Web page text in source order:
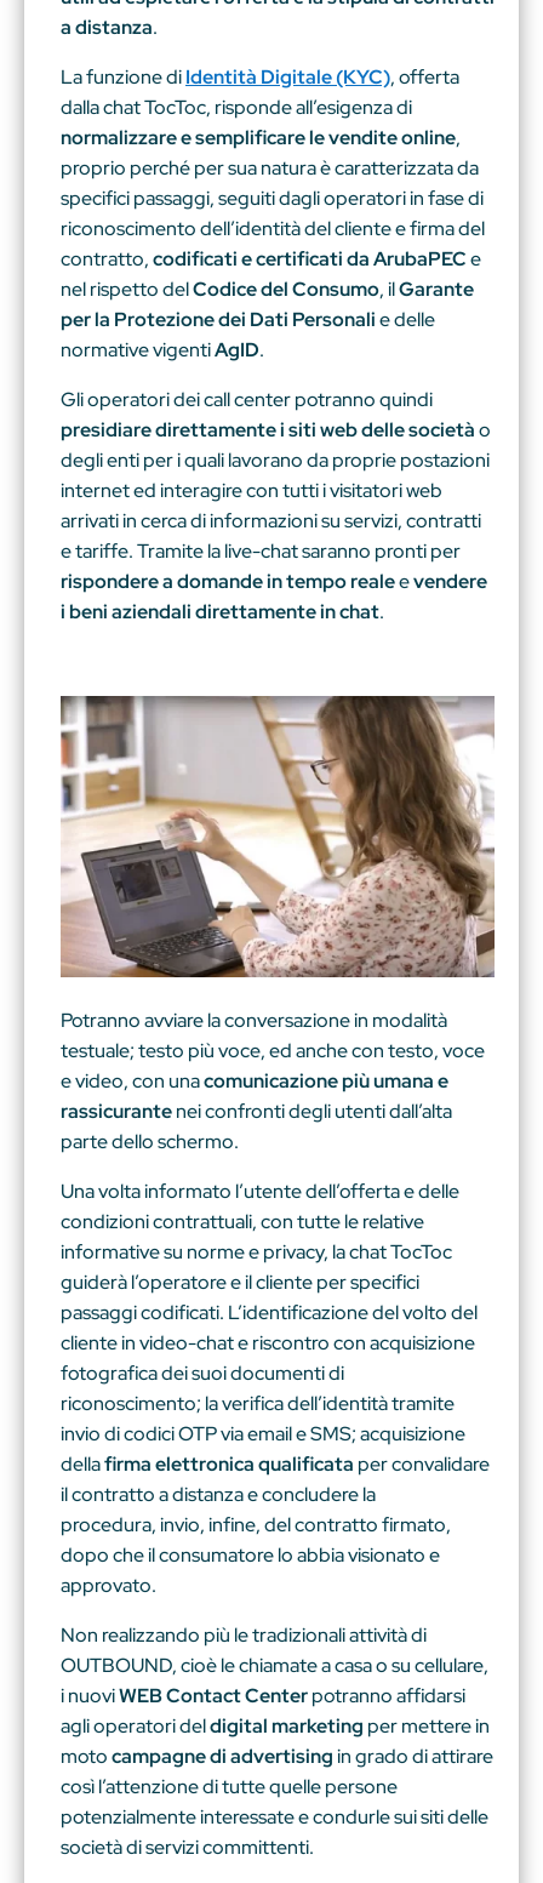
a distanza.
La funzione diIdentità Digitale (KYC), offerta
dalla chat TocToc, risponde all’esigenza di
normalizzare e semplificare le vendite online,
proprio perché per sua natura è caratterizzata da
specifici passaggi, seguiti dagli operatori in fase di
riconoscimento dell’identità del cliente e firma del
contratto,codificati e certificati da ArubaPECe
nel rispetto delCodice del Consumo, ilGarante
per la Protezione dei Dati Personalie delle
normative vigentiAgID.
Gli operatori dei call center potranno quindi
presidiare direttamente i siti web delle societào
degli enti per i quali lavorano da proprie postazioni
internet ed interagire con tutti i visitatori web
arrivati in cerca di informazioni su servizi, contratti
e tariffe. Tramite la live-chat saranno pronti per
rispondere a domande in tempo realeevendere
i beni aziendali direttamente in chat.
Potranno avviare la conversazione in modalità
testuale; testo più voce, ed anche con testo, voce
e video, con unacomunicazione più umana e
rassicurantenei confronti degli utenti dall’alta
parte dello schermo.
Una volta informato l’utente dell’offerta e delle
condizioni contrattuali, con tutte le relative
informative su norme e privacy, la chat TocToc
guiderà l’operatore e il cliente per specifici
passaggi codificati. L’identificazione del volto del
cliente in video-chat e riscontro con acquisizione
fotografica dei suoi documenti di
riconoscimento; la verifica dell’identità tramite
invio di codici OTP via email e SMS; acquisizione
dellafirma elettronica qualificata per convalidare
il contratto a distanza e concludere la
procedura, invio, infine, del contratto firmato,
dopo che il consumatore lo abbia visionato e
approvato.
Non realizzando più le tradizionali attività di
OUTBOUND, cioè le chiamate a casa o su cellulare,
i nuoviWEB Contact Centerpotranno affidarsi
agli operatori deldigital marketing per mettere in
motocampagne di advertisingin grado diattirare
così l’attenzione di tutte quelle persone
potenzialmente interessate e condurle sui siti delle
società di servizi committenti.